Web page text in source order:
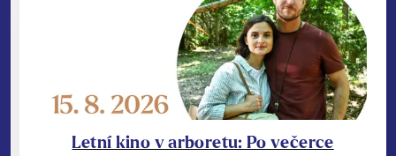
Letní kino v arboretu: Po večerce